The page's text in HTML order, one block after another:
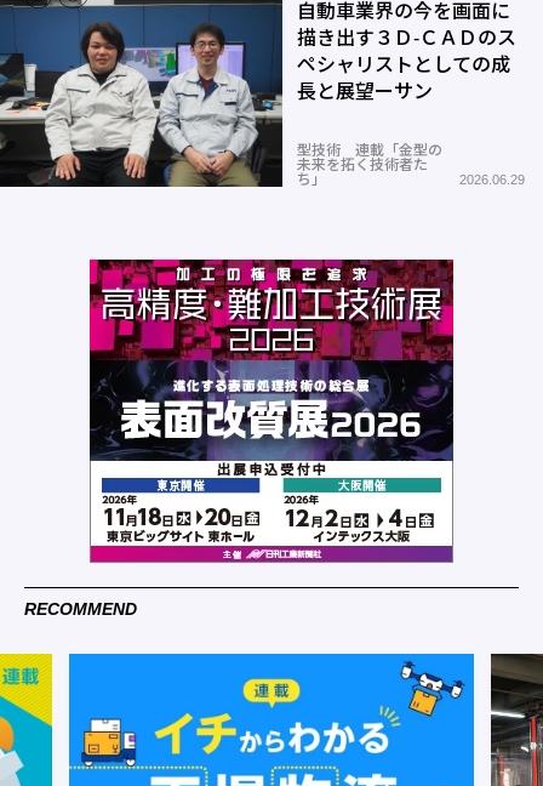
自動車業界の今を画面に
描き出す３Ｄ-ＣＡＤのス
ペシャリストとしての成
長と展望ーサン
型技術 連載「金型の
未来を拓く技術者た
ち」
2026.06.29
RECOMMEND